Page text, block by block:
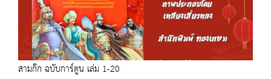
สามก๊ก ฉบับการ์ตูน เล่ม 1-20